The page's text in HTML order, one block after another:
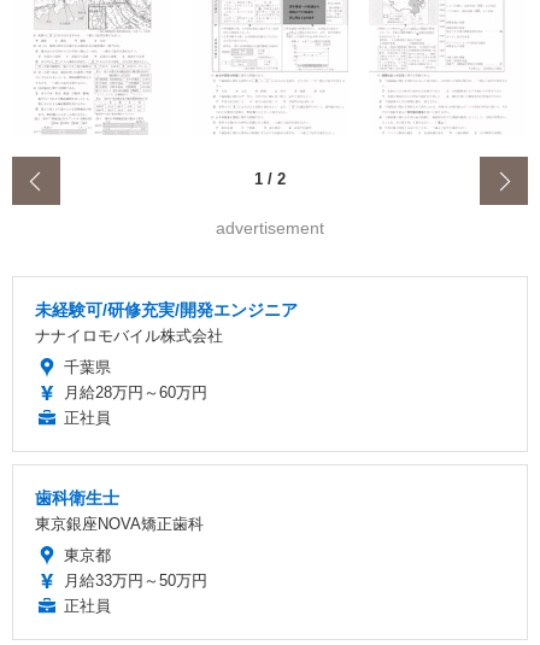
1 / 2
advertisement
未経験可/研修充実/開発エンジニア
ナナイロモバイル株式会社
千葉県
月給28万円～60万円
正社員
歯科衛生士
東京銀座NOVA矯正歯科
東京都
月給33万円～50万円
正社員